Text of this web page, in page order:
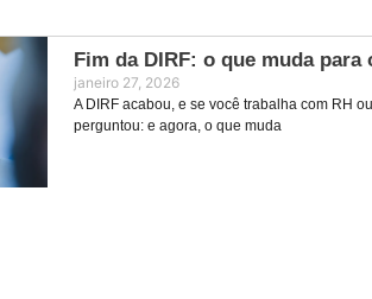
Fim da DIRF: o que muda para
janeiro 27, 2026
A DIRF acabou, e se você trabalha com RH
perguntou: e agora, o que muda